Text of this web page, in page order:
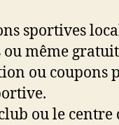
sportives
même
ou coupons
ou le